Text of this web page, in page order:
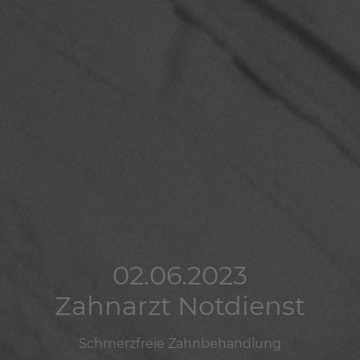
02.06.2023
Zahnarzt Notdienst
Schmerzfreie Zahnbehandlung
02.06.2023
Zahnarzt Notdienst
Schmerzfreie Zahnbehandlung
02.06.2023
Zahnarzt Notdienst
Schmerzfreie Zahnbehandlung